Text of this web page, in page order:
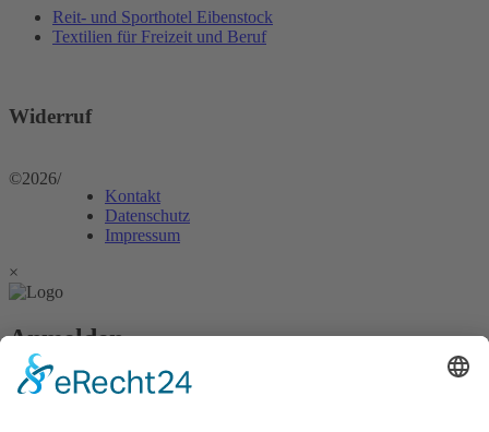
Reit- und Sporthotel Eibenstock
Textilien für Freizeit und Beruf
Widerruf
©2026/
Kontakt
Datenschutz
Impressum
×
Anmelden